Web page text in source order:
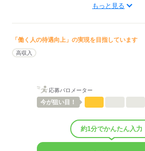
■賞与備考：業績に応じて支給
■退職金制度：有（勤続3年以上）
■退職金制度備考：
＜その他規定により支給＞
・5S手当：6,000円/月
※月給には2回分の手当を含む
■受動喫煙防止措置：
もっと見る
「働く人の待遇向上」の実現を目指しています
高収入
応募バロメーター
今が狙い目！
約1分でかんたん入力